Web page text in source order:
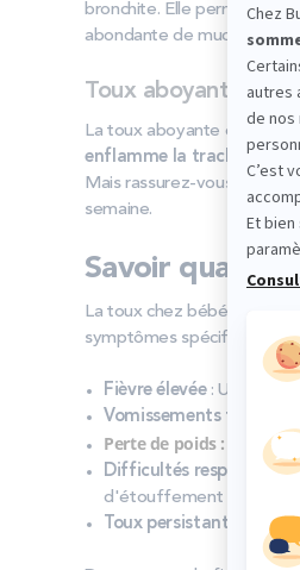
bronchite. Elle permet
abondante de mucus.
Toux aboyante
La toux aboyante est
enflamme la trachée
. On
Mais rassurez-vous, cette
semaine.
Savoir quand
La toux chez bébé est
symptômes spécifiques, il
Fièvre élevée: Une
Vomissements fréquents
Perte de poids : Votre
Difficultés respiratoires
d'étouffement comme
Toux persistante
: La